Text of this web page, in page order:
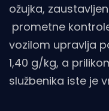
ožujka,
prometne
vozilom upravlja
1,40 g/kg, a
službenika iste je